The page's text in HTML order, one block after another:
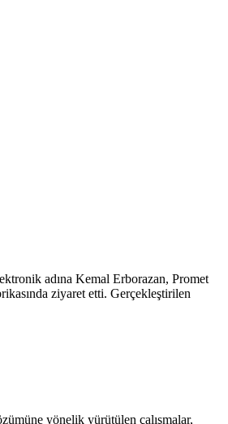
adına Kemal Erborazan, Promet
ziyaret etti. Gerçekleştirilen
yönelik yürütülen çalışmalar,